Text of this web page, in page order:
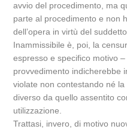
avvio del procedimento, ma
parte al procedimento e non
dell’opera in virtù del suddetto
Inammissibile è, poi, la
espresso e specifico motivo
provvedimento indicherebbe
violate non contestando né
diverso da quello assentito
utilizzazione.
Trattasi, invero, di motivo